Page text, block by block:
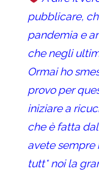
pubblicare,
pandemia e
che negli
Ormai ho
provo per
iniziare a
che è fatta
avete
tutt* noi la